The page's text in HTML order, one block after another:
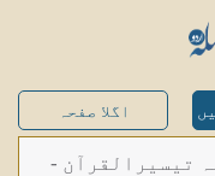
اگلا صفحہ
تیسیرالقرآن -